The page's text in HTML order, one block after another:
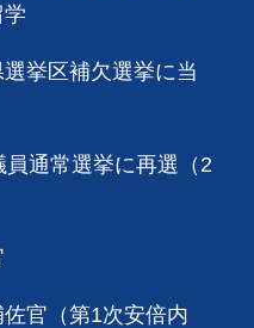
挙区補欠選挙に当
通常選挙に再選（2
官（第1次安倍内